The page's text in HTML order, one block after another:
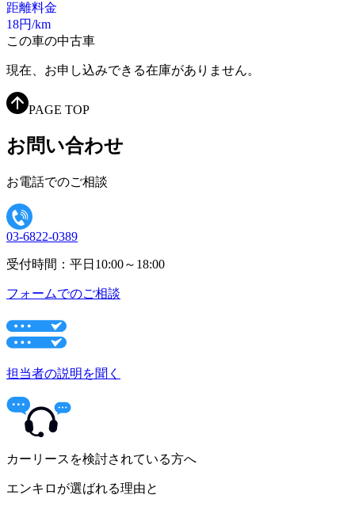
距離料金
18円/km
この車の中古車
現在、お申し込みできる在庫がありません。
PAGE TOP
お問い合わせ
お電話でのご相談
03-6822-0389
受付時間：平日10:00～18:00
フォームでのご相談
担当者の説明を聞く
カーリースを検討されている方へ
エンキロが選ばれる理由と